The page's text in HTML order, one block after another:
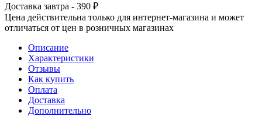
Доставка завтра - 390 ₽
Цена действительна только для интернет-магазина и может
отличаться от цен в розничных магазинах
Описание
Характеристики
Отзывы
Как купить
Оплата
Доставка
Дополнительно